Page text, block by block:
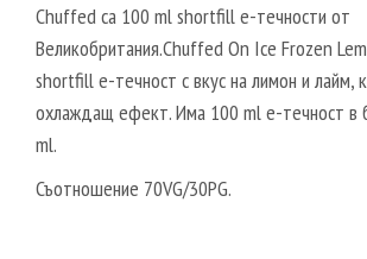
Chuffed са 100 ml shortfill e-течности от
Великобритания.Chuffed On Ice Frozen
shortfill e-течност с вкус на лимон и лайм,
охлаждащ ефект. Има 100 ml е-течност в
ml.
Съотношение 70VG/30PG.